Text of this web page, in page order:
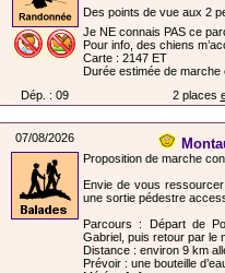
Des points de vue aux 2
Je NE connais PAS ce
Pour info, des chiens
Carte : 2147 ET
Durée estimée de marche
Dép. : 09
2 places
07/08/2026
Proposition de marche
Envie de vous
une sortie pédestre
Parcours : Départ de
Gabriel, puis retour par le
Distance : environ 9 km
Prévoir : une bouteille